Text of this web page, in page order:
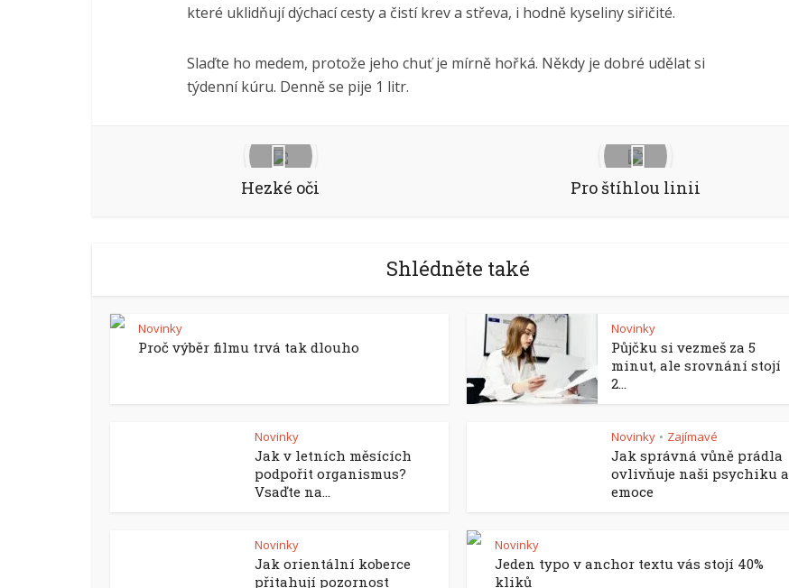
které uklidňují dýchací cesty a čistí krev a střeva, i hodně kyseliny siřičité.
Slaďte ho medem, protože jeho chuť je mírně hořká. Někdy je dobré udělat si
týdenní kúru. Denně se pije 1 litr.
Hezké oči Pro štíhlou linii
Shlédněte také
Novinky
Proč výběr filmu trvá tak dlouho
Novinky
Půjčku si vezmeš za 5
minut, ale srovnání stojí
2...
Novinky
Jak v letních měsících
podpořit organismus?
Vsaďte na...
Novinky • Zajímavé
Jak správná vůně prádla
ovlivňuje naši psychiku a
emoce
Novinky
Jak orientální koberce
přitahují pozornost
Novinky
Jeden typo v anchor textu vás stojí 40%
kliků